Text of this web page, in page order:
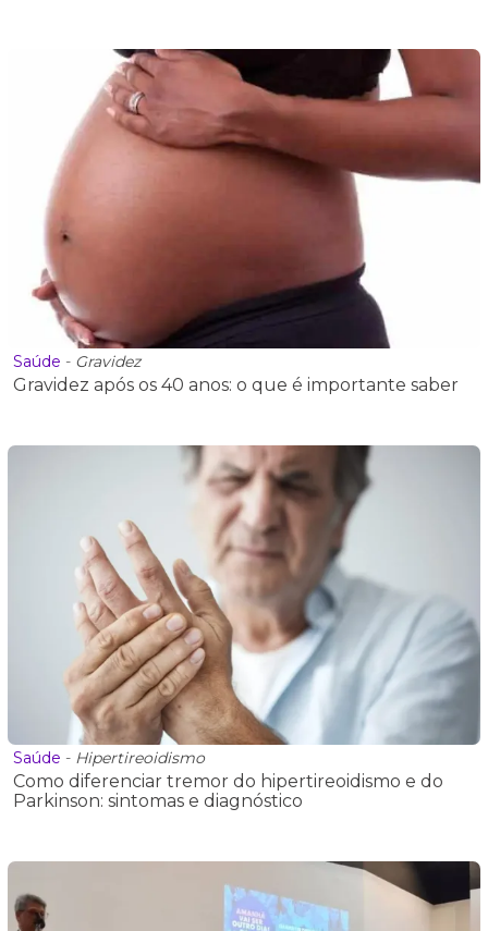
Saúde - Gravidez
Gravidez após os 40 anos: o que é importante saber
Saúde - Hipertireoidismo
Como diferenciar tremor do hipertireoidismo e do
Parkinson: sintomas e diagnóstico